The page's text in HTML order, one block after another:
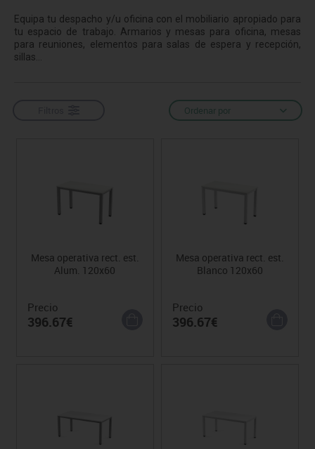
Equipa tu despacho y/u oficina con el mobiliario apropiado para
tu espacio de trabajo. Armarios y mesas para oficina, mesas
para reuniones, elementos para salas de espera y recepción,
sillas...
Ordenar por
Mesa operativa rect. est.
Alum. 120x60
Precio
396.67€
Mesa operativa rect. est.
Blanco 120x60
Precio
396.67€